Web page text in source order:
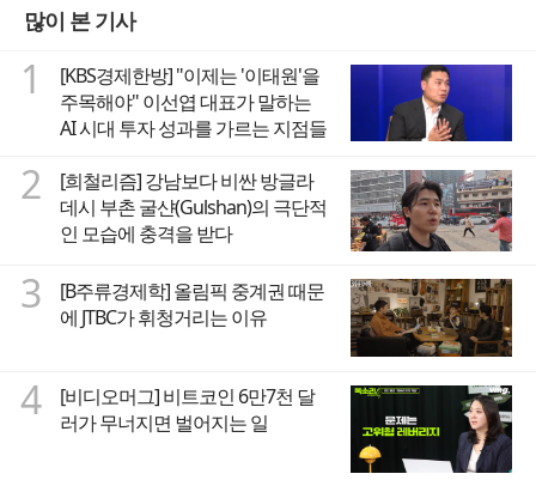
많이 본 기사
1
[KBS경제한방] "이제는 '이태원'을
주목해야" 이선엽 대표가 말하는
AI 시대 투자 성과를 가르는 지점들
2
[희철리즘] 강남보다 비싼 방글라
데시 부촌 굴샨(Gulshan)의 극단적
인 모습에 충격을 받다
3
[B주류경제학] 올림픽 중계권 때문
에 JTBC가 휘청거리는 이유
4
[비디오머그] 비트코인 6만7천 달
러가 무너지면 벌어지는 일